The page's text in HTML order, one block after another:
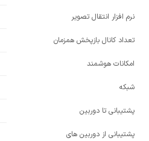
نرم افزار انتقال تصویر
تعداد کانال بازپخش همزمان
امکانات هوشمند
شبکه
پشتیبانی تا دوربین
پشتیبانی از دوربین های